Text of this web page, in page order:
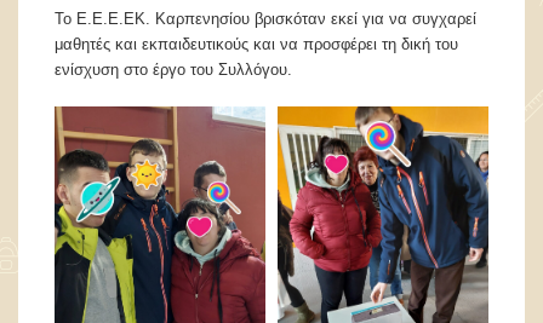
Το Ε.Ε.Ε.ΕΚ. Καρπενησίου βρισκόταν εκεί για να συγχαρεί
μαθητές και εκπαιδευτικούς και να προσφέρει τη δική του
ενίσχυση στο έργο του Συλλόγου.